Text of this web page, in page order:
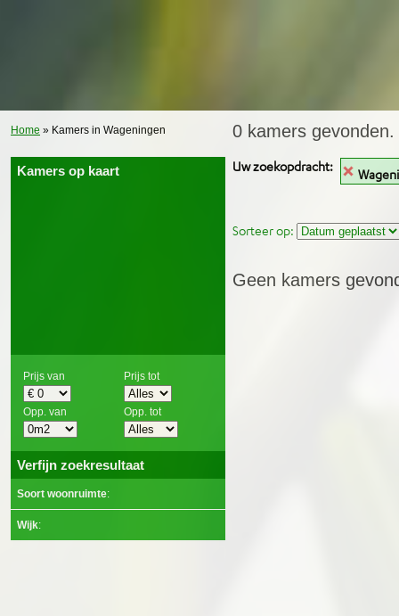
Home » Kamers in Wageningen
Kamers op kaart
Prijs van
Opp. van
Prijs tot
Opp. tot
Verfijn zoekresultaat
Soort woonruimte:
Wijk:
0 kamers gevonden.
Uw zoekopdracht:
Sorteer op:
Geen kamers